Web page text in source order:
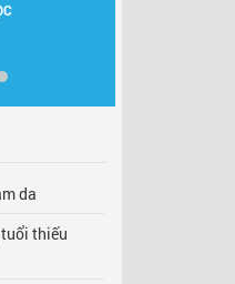
Y 103
da
thiếu